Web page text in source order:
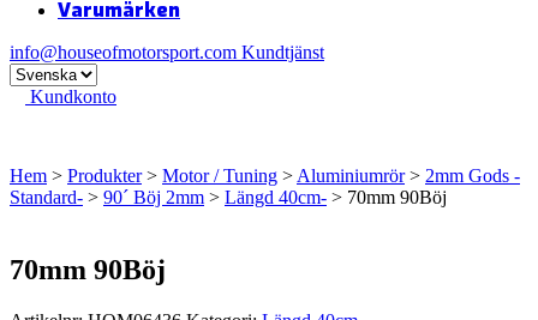
Varumärken
info@houseofmotorsport.com Kundtjänst
Kundkonto
Hem > Produkter> Motor / Tuning > Aluminiumrör> 2mm Gods -
Standard- > 90´ Böj 2mm > Längd 40cm- > 70mm 90Böj
70mm 90Böj